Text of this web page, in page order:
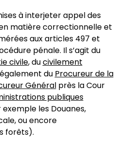
à interjeter appel des
matière correctionnelle et
aux articles 497 et
pénale. Il s’agit du
civile, ducivilement
du Procureur de la
Généralprès la Cour
publiques
les Douanes,
ou encore
forêts).